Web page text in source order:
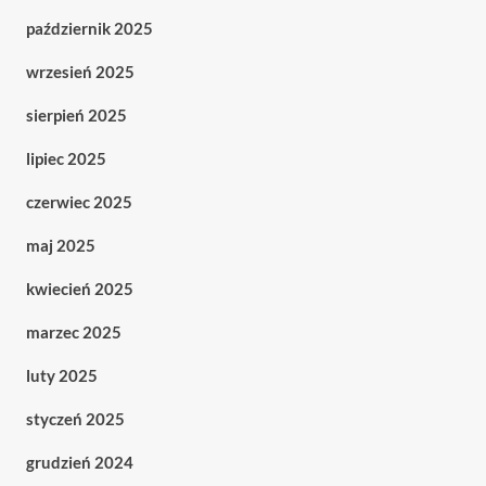
październik 2025
wrzesień 2025
sierpień 2025
lipiec 2025
czerwiec 2025
maj 2025
kwiecień 2025
marzec 2025
luty 2025
styczeń 2025
grudzień 2024